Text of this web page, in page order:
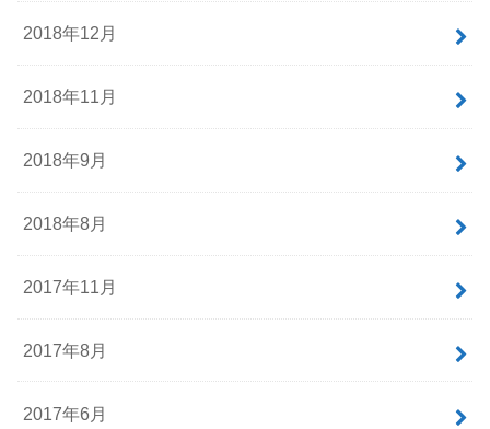
2018年12月
2018年11月
2018年9月
2018年8月
2017年11月
2017年8月
2017年6月